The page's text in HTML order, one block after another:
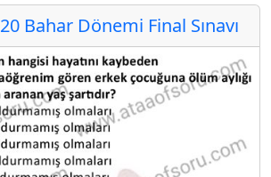
Bahar Dönemi Final Sınavı